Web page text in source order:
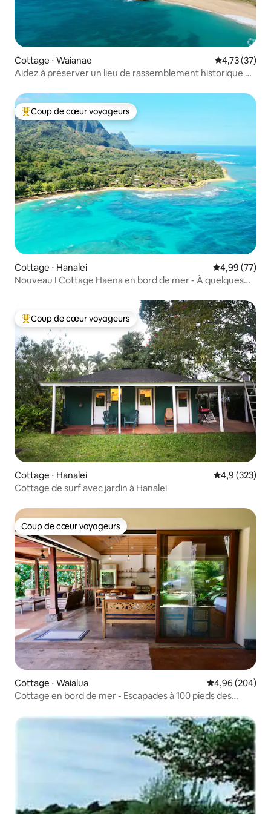
Cottage ⋅ Waianae Évaluation
4,73 (37)
Aidez à préserver un lieu de rassemblement historique en
Coups de cœur voyageurs les plus appréciés
Coup de cœur voyageurs
Cottage ⋅ Hanalei Évaluation
4,99 (77)
Nouveau ! Cottage Haena en bord de mer - À quelques
Coups de cœur voyageurs les plus appréciés
Coup de cœur voyageurs
Cottage ⋅ Hanalei Évaluation
4,9 (323)
Cottage de surf avec jardin à Hanalei
Coup de cœur voyageurs
Coup de cœur voyageurs
Cottage ⋅ Waialua Évaluation
4,96 (204)
Cottage en bord de mer - Escapades à 100 pieds des